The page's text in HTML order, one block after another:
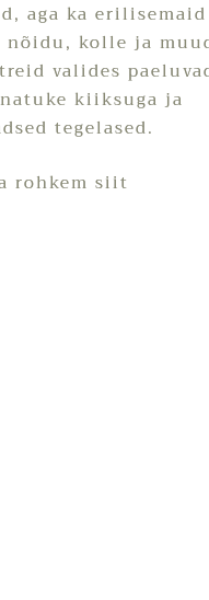
aga ka erilisemaid
kolle ja
valides
kiiksuga ja
tegelased.
rohkem siit